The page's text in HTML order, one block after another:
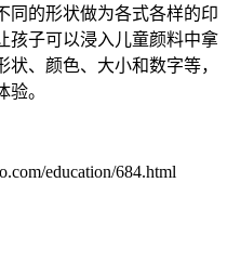
的形状做为各式各样的印
孩子可以浸入儿童颜料中拿
、颜色、大小和数字等，
。
education/684.html